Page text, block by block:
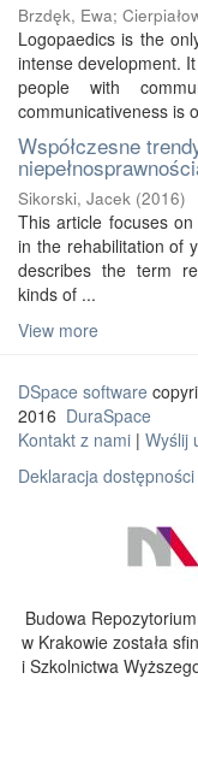
Brzdęk, Ewa;
Logopaedics is the
intense development.
people with
communicativeness is
Współczesne
Sikorski, Jacek (2016)
This article focuses
in the rehabilitation of
describes the term
kinds of ...
View more
DSpace software
2016 DuraSpace
Kontakt z nami | Wyślij
Deklaracja dostępności
Budowa
w Krakowie została
i Szkolnictwa